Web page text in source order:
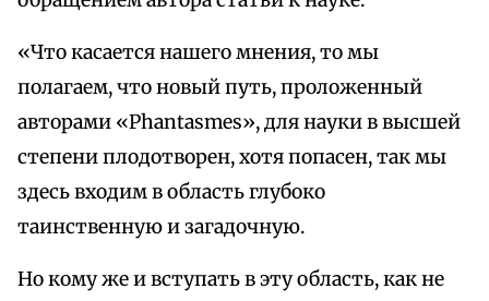
«Что касается нашего мнения, то мы
полагаем, что новый путь, проложенный
авторами «Phantasmes», для науки в высшей
степени плодотворен, хотя попасен, так мы
здесь входим в область глубоко
таинственную и загадочную.
Но кому же и вступать в эту область, как не